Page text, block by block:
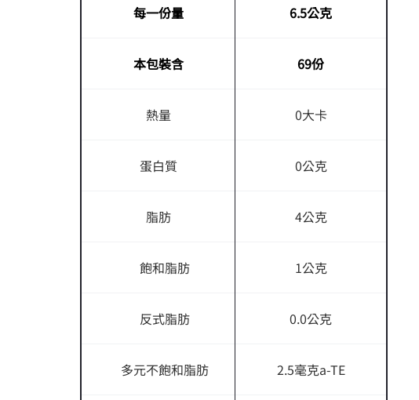
每一份量 6.5公克
本包裝含 69份
熱量 0大卡
蛋白質 0公克
脂肪 4公克
飽和脂肪 1公克
反式脂肪 0.0公克
多元不飽和脂肪 2.5毫克a-TE